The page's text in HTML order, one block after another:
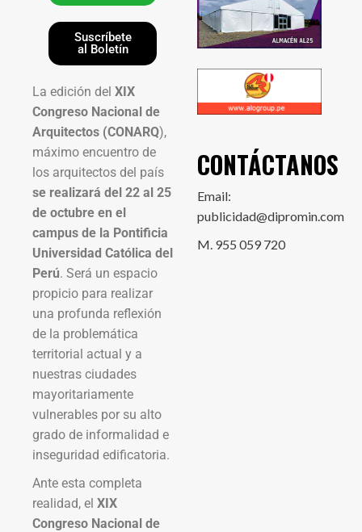
Suscríbete
al Boletín
La edición del XIX
Congreso Nacional de
Arquitectos (CONARQ),
máximo encuentro de
los arquitectos del país
se realizará del 22 al 25
de octubre en el
campus de la Pontificia
Universidad Católica del
Perú. Será un espacio
propicio para realizar
una profunda reflexión
de la problemática
territorial actual y a
nuestras ciudades
mayoritariamente
vulnerables por su alto
grado de informalidad e
inseguridad edificatoria.
Ante esta completa
realidad, el XIX
Congreso Nacional de
CONTÁCTANOS
Email:
publicidad@dipromin.com
M. 955 059 720